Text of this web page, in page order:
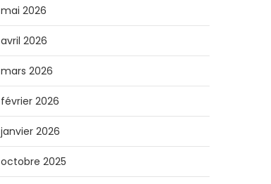
mai 2026
avril 2026
mars 2026
février 2026
janvier 2026
octobre 2025